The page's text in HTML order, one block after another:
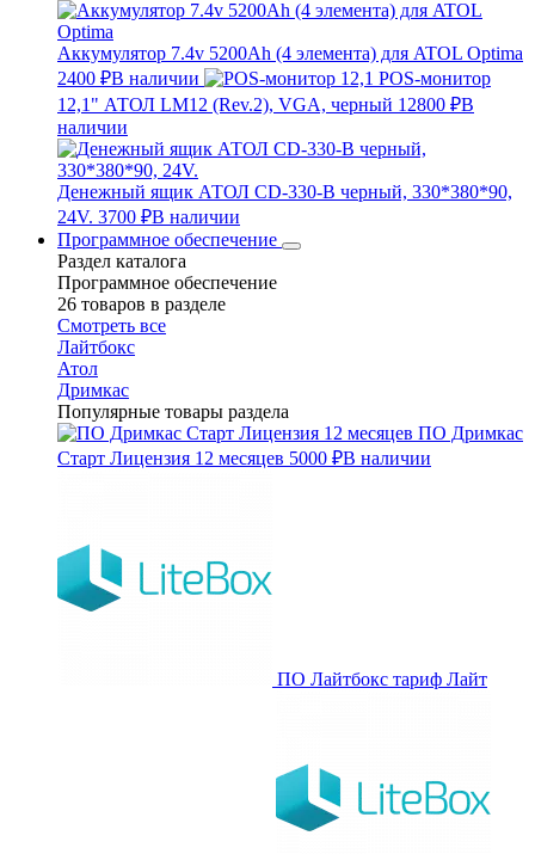
Аккумулятор 7.4v 5200Ah (4 элемента) для ATOL Optima
2400 ₽В наличии
POS-монитор
12,1" АТОЛ LM12 (Rev.2), VGA, черный 12800 ₽В
наличии
Денежный ящик АТОЛ CD-330-B черный, 330*380*90,
24V. 3700 ₽В наличии
Программное обеспечение
Раздел каталога
Программное обеспечение
26 товаров в разделе
Смотреть все
Лайтбокс
Атол
Дримкас
Популярные товары раздела
ПО Дримкас
Старт Лицензия 12 месяцев 5000 ₽В наличии
ПО Лайтбокс тариф Лайт